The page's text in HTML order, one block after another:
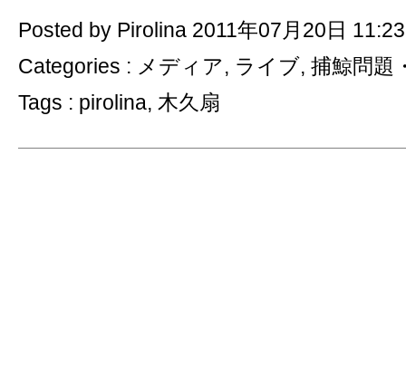
Posted by Pirolina 2011年07月20日 11:23
Categories : メディア, ライブ, 捕鯨問題
Tags : pirolina, 木久扇